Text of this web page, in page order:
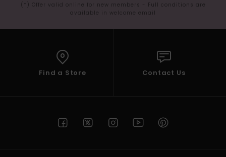
(*) Offer valid online for new members - Full conditions are
available in welcome email
Find a Store Contact Us